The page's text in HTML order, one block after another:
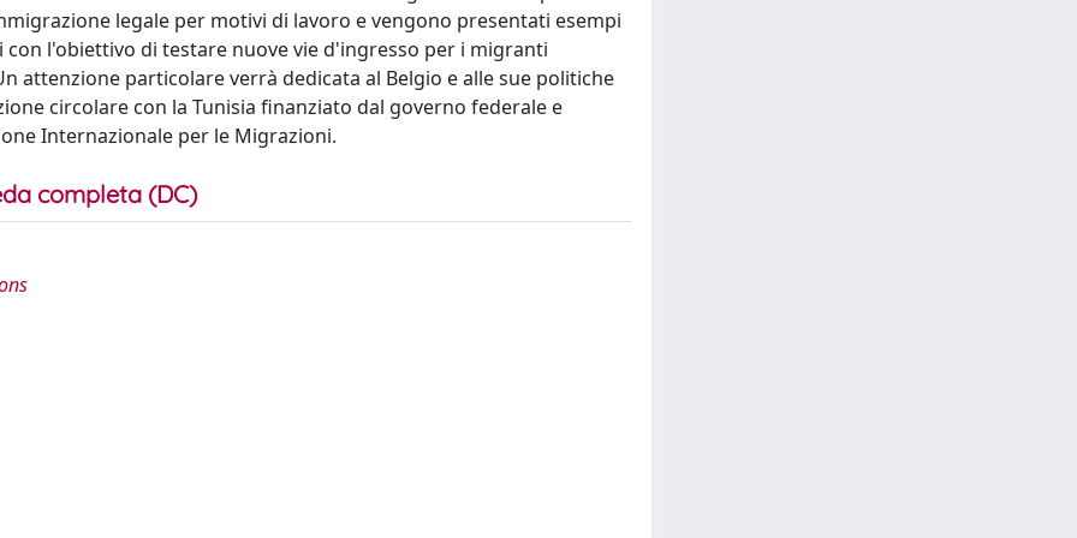
legale per motivi di lavoro e vengono presentati esempi
l'obiettivo di testare nuove vie d'ingresso per i migranti
attenzione particolare verrà dedicata al Belgio e alle sue politiche
circolare con la Tunisia finanziato dal governo federale e
Internazionale per le Migrazioni.
completa (DC)